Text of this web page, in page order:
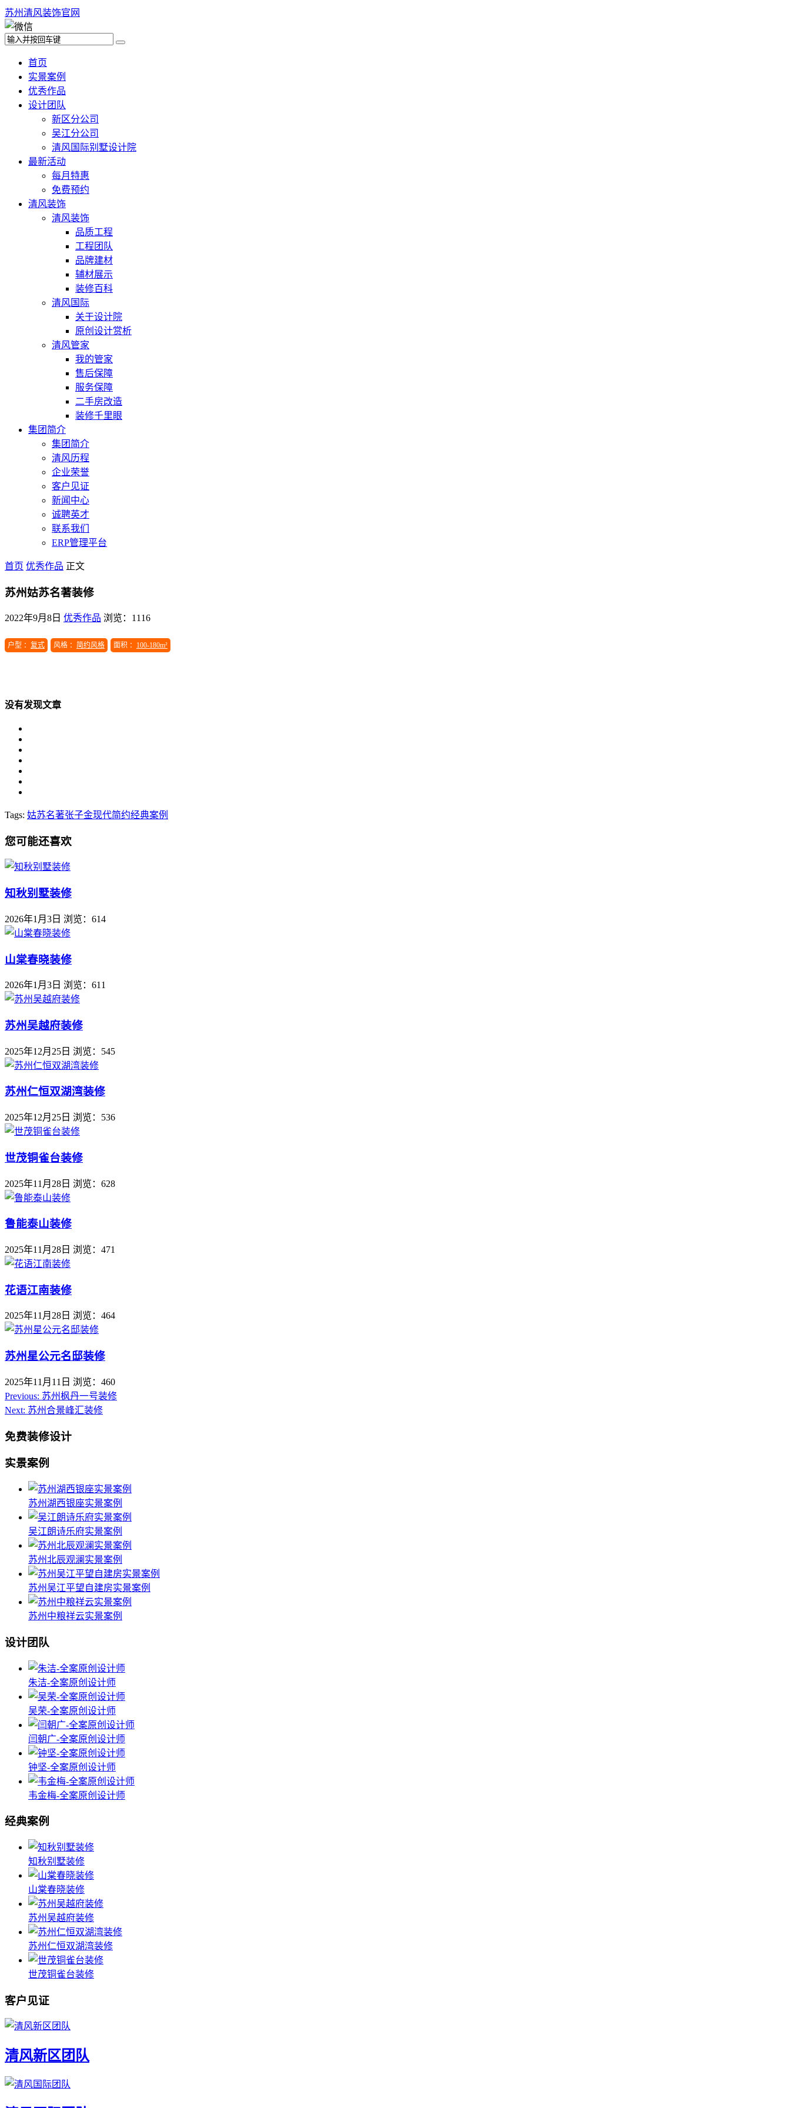
苏州清风装饰官网
首页
实景案例
优秀作品
设计团队
新区分公司
吴江分公司
清风国际别墅设计院
最新活动
每月特惠
免费预约
清风装饰
清风装饰
品质工程
工程团队
品牌建材
辅材展示
装修百科
清风国际
关于设计院
原创设计赏析
清风管家
我的管家
售后保障
服务保障
二手房改造
装修千里眼
集团简介
集团简介
清风历程
企业荣誉
客户见证
新闻中心
诚聘英才
联系我们
ERP管理平台
首页 优秀作品 正文
苏州姑苏名著装修
2022年9月8日 优秀作品 浏览：1116
户型 ： 复式 风格 ： 简约风格 面积 ： 100-180m²
没有发现文章
Tags: 姑苏名著张子金现代简约经典案例
您可能还喜欢
知秋别墅装修
2026年1月3日 浏览：614
山棠春晓装修
2026年1月3日 浏览：611
苏州吴越府装修
2025年12月25日 浏览：545
苏州仁恒双湖湾装修
2025年12月25日 浏览：536
世茂铜雀台装修
2025年11月28日 浏览：628
鲁能泰山装修
2025年11月28日 浏览：471
花语江南装修
2025年11月28日 浏览：464
苏州星公元名邸装修
2025年11月11日 浏览：460
Previous: 苏州枫丹一号装修
Next: 苏州合景峰汇装修
免费装修设计
实景案例
苏州湖西银座实景案例
吴江朗诗乐府实景案例
苏州北辰观澜实景案例
苏州吴江平望自建房实景案例
苏州中粮祥云实景案例
设计团队
朱洁-全案原创设计师
吴荣-全案原创设计师
闫朝广-全案原创设计师
钟坚-全案原创设计师
韦金梅-全案原创设计师
经典案例
知秋别墅装修
山棠春晓装修
苏州吴越府装修
苏州仁恒双湖湾装修
世茂铜雀台装修
客户见证
清风新区团队